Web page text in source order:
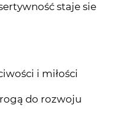
staje sie
i miłości
do rozwoju